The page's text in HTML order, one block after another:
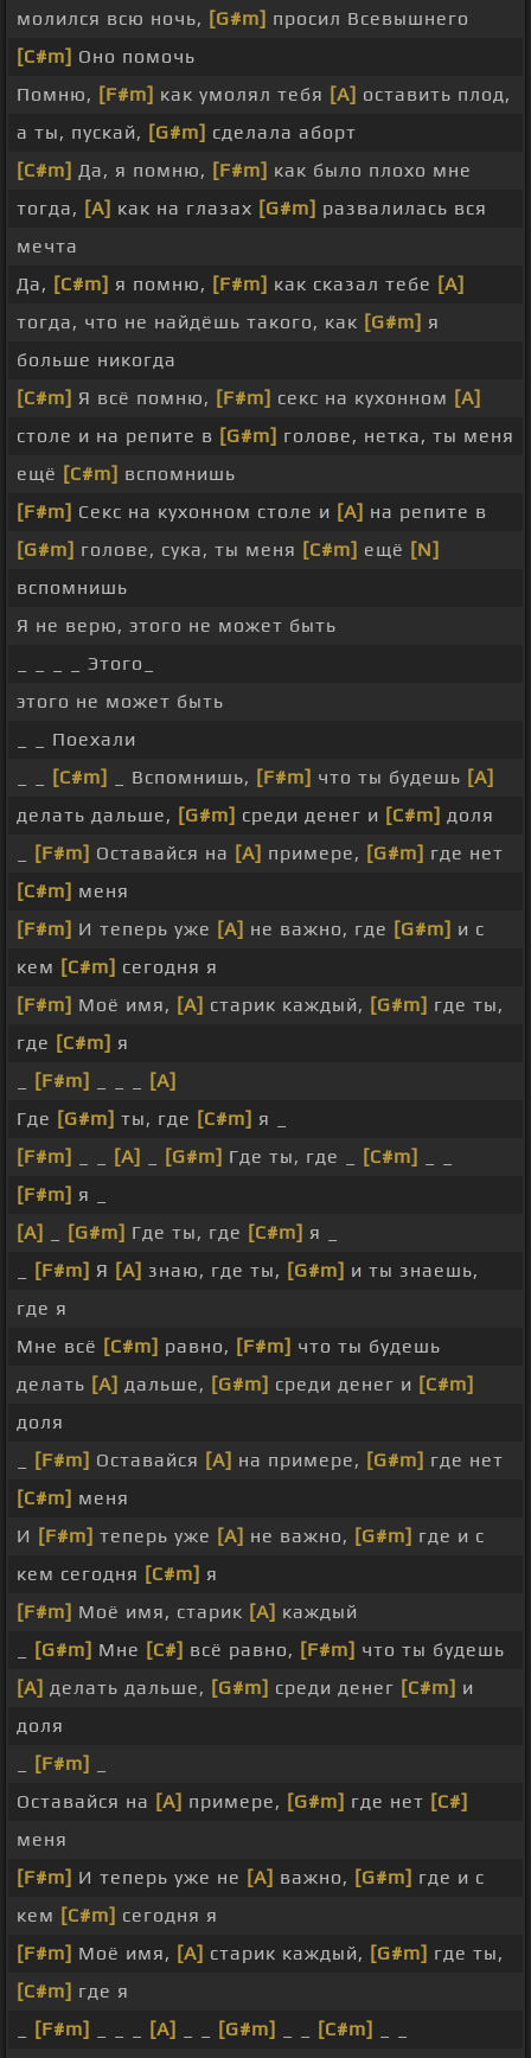
молился всю ночь, [G#m] просил Всевышнего
[C#m] Оно помочь
Помню, [F#m] как умолял тебя [A] оставить плод,
а ты, пускай, [G#m] сделала аборт
[C#m] Да, я помню, [F#m] как было плохо мне
тогда, [A] как на глазах [G#m] развалилась вся
мечта
Да, [C#m] я помню, [F#m] как сказал тебе [A]
тогда, что не найдёшь такого, как [G#m] я
больше никогда
[C#m] Я всё помню, [F#m] секс на кухонном [A]
столе и на репите в [G#m] голове, нетка, ты меня
ещё [C#m] вспомнишь
[F#m] Секс на кухонном столе и [A] на репите в
[G#m] голове, сука, ты меня [C#m] ещё [N]
вспомнишь
Я не верю, этого не может быть
_ _ _ _ Этого_
этого не может быть
_ _ Поехали
[C#m] _ Вспомнишь, [F#m] что ты будешь [A]
делать дальше, [G#m] среди денег и [C#m] доля
[F#m] Оставайся на [A] примере, [G#m] где нет
[C#m] меня
[F#m] И теперь уже [A] не важно, где [G#m] и с
кем [C#m] сегодня я
[F#m] Моё имя, [A] старик каждый, [G#m] где ты,
где [C#m] я
[F#m]
[A]
Где [G#m] ты, где [C#m] я _
[F#m]
[A] [G#m] Где ты, где _ [C#m]
[F#m] я _
[A]
[G#m] Где ты, где [C#m] я _
[F#m] Я [A] знаю, где ты, [G#m] и ты знаешь,
где я
Мне всё [C#m] равно, [F#m] что ты будешь
делать [A] дальше, [G#m] среди денег и [C#m]
доля
[F#m] Оставайся [A] на примере, [G#m] где нет
[C#m] меня
И [F#m] теперь уже [A] не важно, [G#m] где и с
кем сегодня [C#m] я
[F#m] Моё имя, старик [A] каждый
[G#m] Мне [C#] всё равно, [F#m] что ты будешь
[A] делать дальше, [G#m] среди денег [C#m] и
доля
[F#m]
Оставайся на [A] примере, [G#m] где нет [C#]
меня
[F#m] И теперь уже не [A] важно, [G#m] где и с
кем [C#m] сегодня я
[F#m] Моё имя, [A] старик каждый, [G#m] где ты,
[C#m] где я
[F#m] [A] [G#m] [C#m]